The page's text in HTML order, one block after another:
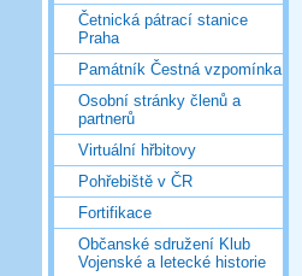
Četnická pátrací stanice
Praha
Památník Čestná vzpomínka
Osobní stránky členů a
partnerů
Virtuální hřbitovy
Pohřebiště v ČR
Fortifikace
Občanské sdružení Klub
Vojenské a letecké historie